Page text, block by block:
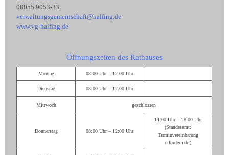
08055 9053-33
verwaltungsgemeinschaft@halfing.de
www.vg-halfing.de
Öffnungszeiten des Rathauses
Montag 08:00 Uhr – 12:00 Uhr
Dienstag 08:00 Uhr – 12:00 Uhr
Mittwoch geschlossen
Donnerstag 08:00 Uhr – 12:00 Uhr
14:00 Uhr – 18:00 Uhr
(Standesamt:
Terminvereinbarung
erforderlich!)